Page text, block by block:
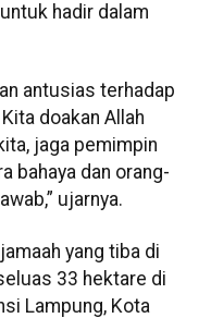
hadir dalam
antusias terhadap
doakan Allah
jaga pemimpin
bahaya dan orang-
ujarnya.
yang tiba di
33 hektare di
Lampung, Kota